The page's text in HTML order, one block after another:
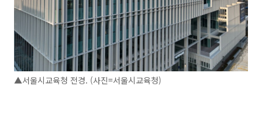
▲서울시교육청 전경. (사진=서울시교육청)